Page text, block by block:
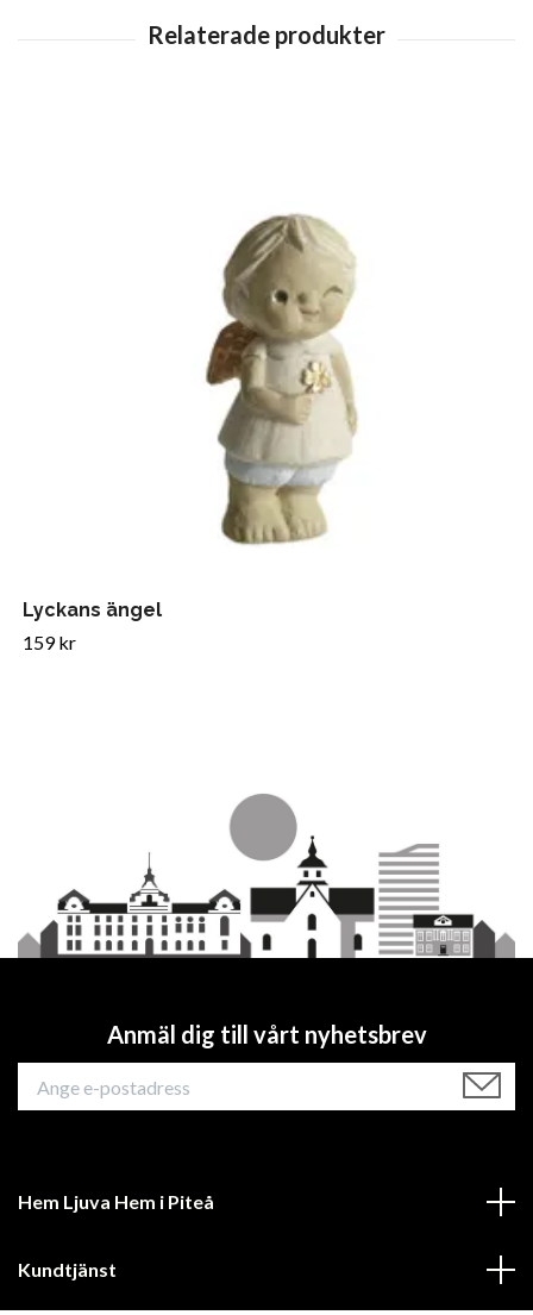
Lyckans ängel
159 kr
Anmäl dig till vårt nyhetsbrev
Hem Ljuva Hem i Piteå
Kundtjänst